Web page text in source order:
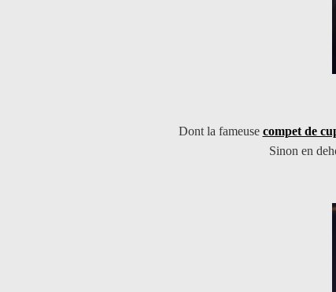
Dont la fameuse compet de
Sinon en